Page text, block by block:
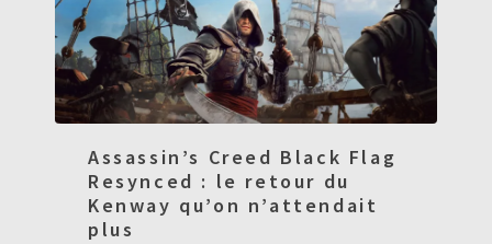
Assassin’s Creed Black Flag
Resynced : le retour du
Kenway qu’on n’attendait
plus